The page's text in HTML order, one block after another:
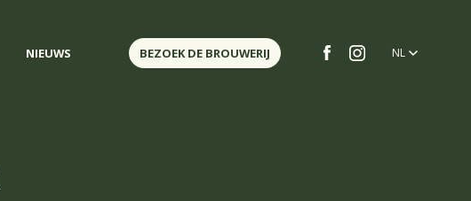
NIEUWS BEZOEK DE BROUWERIJ NL